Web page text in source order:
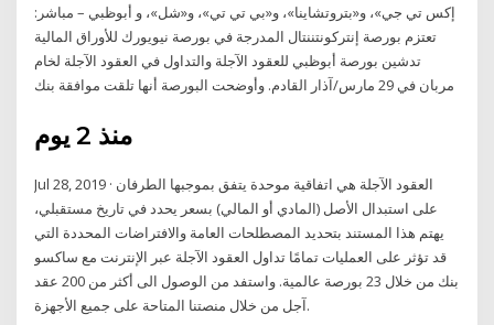
إكس تي جي»، و«بتروتشاينا»، و«بي تي تي»، و«شل»، و أبوظبي – مباشر:
تعتزم بورصة إنتركونتننتال المدرجة في بورصة نيويورك للأوراق المالية
تدشين بورصة أبوظبي للعقود الآجلة والتداول في العقود الآجلة لخام
مربان في 29 مارس/آذار القادم. وأوضحت البورصة أنها تلقت موافقة بنك
منذ 2 يوم
Jul 28, 2019 · العقود الآجلة هي اتفاقية موحدة يتفق بموجبها الطرفان
على استبدال الأصل (المادي أو المالي) بسعر يحدد في تاريخ مستقبلي،
يهتم هذا المستند بتحديد المصطلحات العامة والافتراضات المحددة التي
قد تؤثر على العمليات تمامًا تداول العقود الآجلة عبر الإنترنت مع ساكسو
بنك من خلال 23 بورصة عالمية. واستفد من الوصول الى أكثر من 200 عقد
آجل من خلال منصتنا المتاحة على جميع الأجهزة.